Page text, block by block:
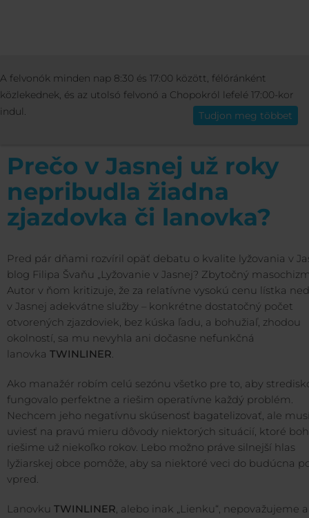
Magyar
INFORMÁCIÓK MÁS BLOG
JASNEJ UŽ ROKY NEPRIBUDLA ŽIADNA ZJAZDOVKA
LANOVKA?
Prečo v Jasnej už roky
nepribudla žiadna
zjazdovka či lanovka?
Pred pár dňami rozvíril opäť debatu o kvalite lyžovania v
blog Filipa Švaňu „Lyžovanie v Jasnej? Zbytočný
Autor v ňom kritizuje, že za relatívne vysokú cenu lístka
v Jasnej adekvátne služby – konkrétne dostatočný počet
otvorených zjazdoviek, bez kúska ľadu, a bohužiaľ, zhodou
okolností, sa mu nevyhla ani dočasne nefunkčná
lanovka TWINLINER.
Ako manažér robím celú sezónu všetko pre to, aby
fungovalo perfektne a riešim operatívne každý problém.
Nechcem jeho negatívnu skúsenosť bagatelizovať, ale
uviesť na pravú mieru dôvody niektorých situácií, ktoré
riešime už niekoľko rokov. Lebo možno práve silnejší hlas
lyžiarskej obce pomôže, aby sa niektoré veci do budúcna
vpred.
Lanovku TWINLINER, alebo inak „Lienku“, nepovažujeme
A felvonók minden nap 8:30 és 17:00 között, félóránként
közlekednek, és az utolsó felvonó a Chopokról lefelé 17:00-kor
indul.
Tudjon meg többet